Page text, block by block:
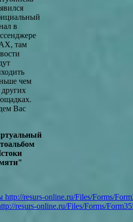
в
там
чем
других
Вас
resurs-online.ru/Files/Forms/